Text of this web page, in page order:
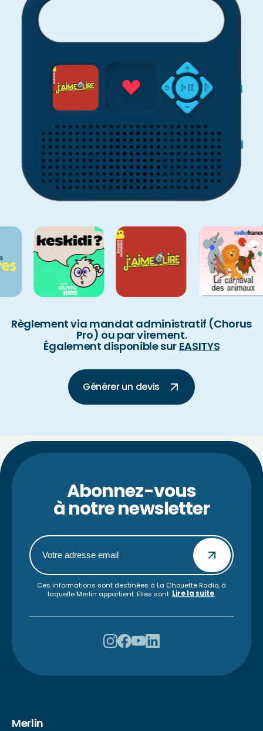
Règlement via mandat administratif (Chorus
Pro) ou par virement.
Également disponible sur EASITYS
Générer un devis
Abonnez-vous
à notre newsletter
Ces informations sont destinées à La Chouette Radio, à
laquelle Merlin appartient. Elles sont Lire la suite.
Merlin